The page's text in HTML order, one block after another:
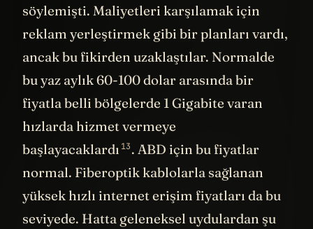
ederken ücretsiz bile olabileceğini
söylemişti. Maliyetleri karşılamak için
reklam yerleştirmek gibi bir planları vardı,
ancak bu fikirden uzaklaştılar. Normalde
bu yaz aylık 60-100 dolar arasında bir
fiyatla belli bölgelerde 1 Gigabite varan
hızlarda hizmet vermeye
başlayacaklardı13. ABD için bu fiyatlar
normal. Fiberoptik kablolarla sağlanan
yüksek hızlı internet erişim fiyatları da bu